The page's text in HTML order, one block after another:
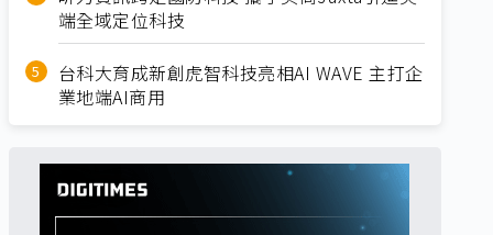
端全域定位科技
台科大育成新創虎智科技亮相AI WAVE 主打企
業地端AI商用